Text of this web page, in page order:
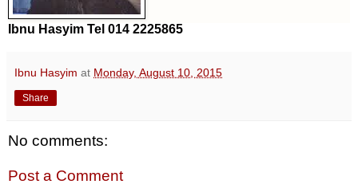
Ibnu Hasyim Tel 014 2225865
Ibnu Hasyim at Monday, August 10, 2015
Share
No comments:
Post a Comment